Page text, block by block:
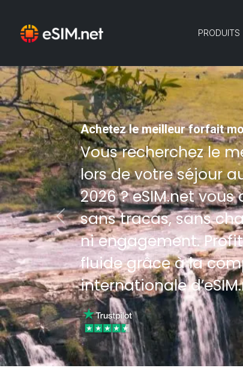
PRODUITS
Achetez le meilleur forfait
Vous recherchez le
lors de votre séjour
2026 ? eSIM.net
sans tracas, sans
ni engagement.
fluide grâce à la
internationale
Previous